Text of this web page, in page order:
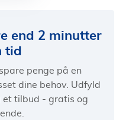
end 2 minutter
tid
penge på en
dine behov. Udfyld
et tilbud - gratis og